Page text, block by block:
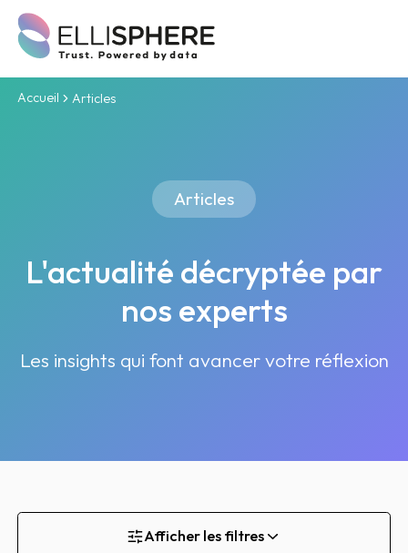
Accueil Articles
Articles
L'actualité décryptée par
nos experts
Les insights qui font avancer votre réflexion
Afficher les filtres